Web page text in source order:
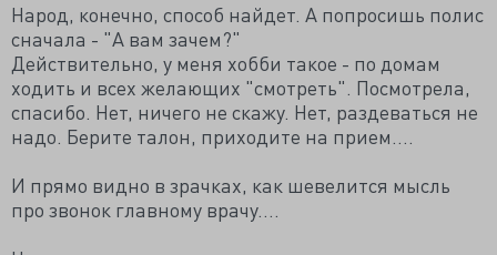
Народ, конечно, способ найдет. А попросишь полис
сначала - "А вам зачем?"
Действительно, у меня хобби такое - по домам
ходить и всех желающих "смотреть". Посмотрела,
спасибо. Нет, ничего не скажу. Нет, раздеваться не
надо. Берите талон, приходите на прием....
И прямо видно в зрачках, как шевелится мысль
про звонок главному врачу....